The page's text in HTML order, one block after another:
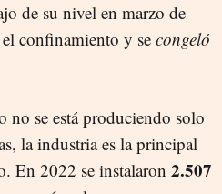
de su nivel en marzo de
confinamiento y se congeló
no se está produciendo solo
la industria es la principal
En 2022 se instalaron 2.507